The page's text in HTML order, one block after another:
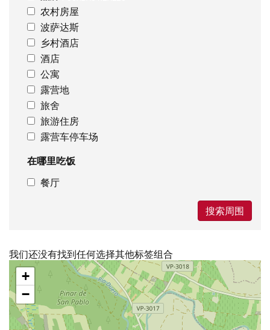
农村房屋
波萨达斯
乡村酒店
酒店
公寓
露营地
旅舍
旅游住房
露营车停车场
在哪里吃饭
餐厅
搜索周围
我们还没有找到任何选择其他标签组合
跳
过
地
图
+
−